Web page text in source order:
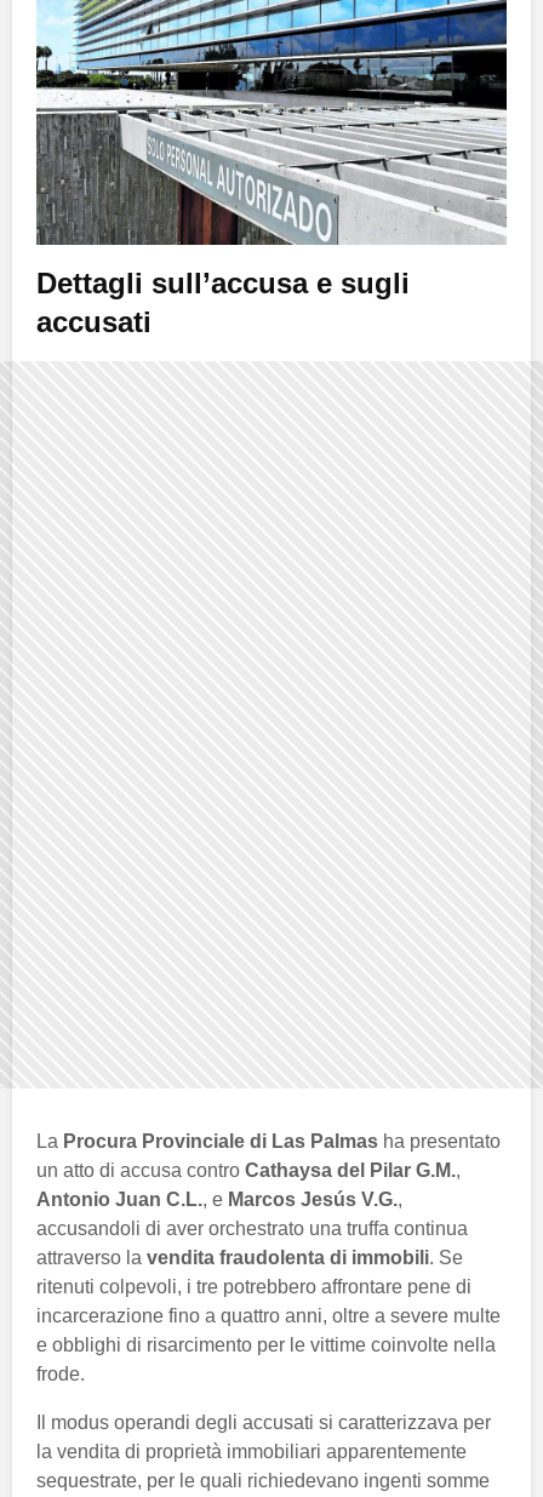
Dettagli sull’accusa e sugli
accusati
La Procura Provinciale di Las Palmas ha presentato
un atto di accusa contro Cathaysa del Pilar G.M.,
Antonio Juan C.L., e Marcos Jesús V.G.,
accusandoli di aver orchestrato una truffa continua
attraverso la vendita fraudolenta di immobili. Se
ritenuti colpevoli, i tre potrebbero affrontare pene di
incarcerazione fino a quattro anni, oltre a severe multe
e obblighi di risarcimento per le vittime coinvolte nella
frode.
Il modus operandi degli accusati si caratterizzava per
la vendita di proprietà immobiliari apparentemente
sequestrate, per le quali richiedevano ingenti somme